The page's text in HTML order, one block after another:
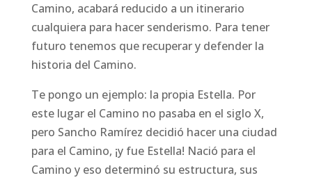
Camino, acabará reducido a un itinerario
cualquiera para hacer senderismo. Para tener
futuro tenemos que recuperar y defender la
historia del Camino.
Te pongo un ejemplo: la propia Estella. Por
este lugar el Camino no pasaba en el siglo X,
pero Sancho Ramírez decidió hacer una ciudad
para el Camino, ¡y fue Estella! Nació para el
Camino y eso determinó su estructura, sus